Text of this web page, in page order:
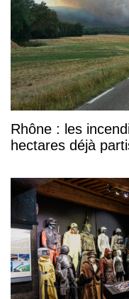
Rhône : les
hectares déjà